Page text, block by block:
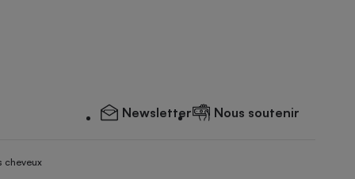
Newsletter Nous soutenir
cheveux